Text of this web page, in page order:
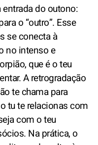
do outono:
o “outro”. Esse
se conecta à
no intenso e
que é o teu
A retrogradação
te chama para
tu te relacionas com
com o teu
Na prática, o